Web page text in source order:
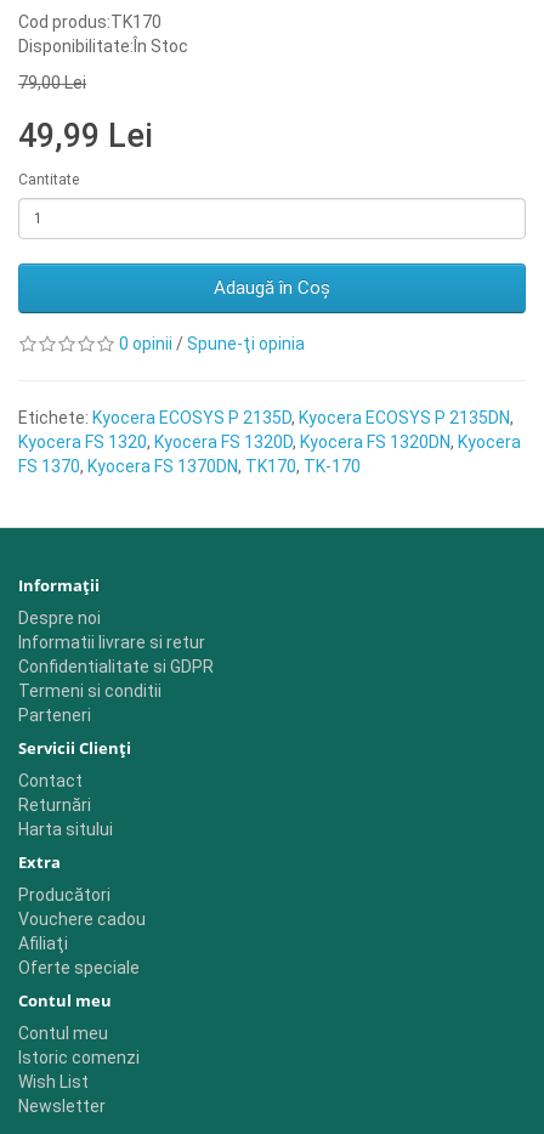
Cod produs:TK170
Disponibilitate:În Stoc
79,00 Lei
49,99 Lei
Cantitate
Adaugă în Coş
0 opinii /Spune-ţi opinia
Etichete: Kyocera ECOSYS P 2135D, Kyocera ECOSYS P 2135DN,
Kyocera FS 1320, Kyocera FS 1320D, Kyocera FS 1320DN, Kyocera
FS 1370, Kyocera FS 1370DN, TK170, TK-170
Informaţii
Despre noi
Informatii livrare si retur
Confidentialitate si GDPR
Termeni si conditii
Parteneri
Servicii Clienţi
Contact
Returnări
Harta sitului
Extra
Producători
Vouchere cadou
Afiliaţi
Oferte speciale
Contul meu
Contul meu
Istoric comenzi
Wish List
Newsletter